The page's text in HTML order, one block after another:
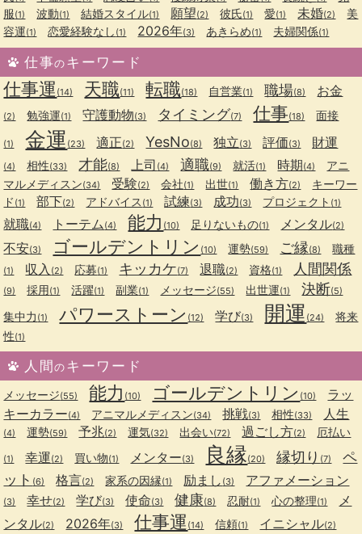
服(1) 波動(1) 結婚スタイル(1) 願望(2) 彼氏(1) 愛(1) 未婚(2)
美
容運(1) 恋愛経験なし (1) 2026年(3) あきらめ(1) 夫婦関係(1)
仕事のキーワード
仕事運 (14) 天職(11) 転職(18) 自営業(1) 職場(8) お金
(2) 勉強運(1) 守護動物(3) タイミング(7) 仕事(18) 面接
(1) 金運 (23) 適正(2) YesNo(8) 独立(3) 評価(3) 財運
(4) 相性(33) 才能(8) 上司 (4) 適職(9) 就活(1) 時期(4)
アニ
マルメディスン(34) 受験(2) 会社(1) 出世(1) 働き方(2)
キーワー
ド (1) 部下(2) アドバイス (1) 試練(3) 成功(3) プロジェクト (1)
就職(4) トーテム(4) 能力 (10) 足りないもの(1) メンタル(2)
不安(3) ゴールデントリン (10) 運勢(59) ご縁(8) 職種
(1) 収入 (2) 応募(1) キッカケ(7) 退職(2) 資格(1) 人間関係
(9) 採用(1) 活躍(1) 副業(1) メッセージ(55) 出世運(1) 決断(5)
集中力 (1) パワーストーン (12) 学び(3) 開運 (24)
将来
性(1)
人間のキーワード
メッセージ(55) 能力 (10) ゴールデントリン (10)
ラッ
キーカラー(4) アニマルメディスン(34) 挑戦(3) 相性(33) 人生
(4) 運勢(59) 予兆(2) 運気(32) 出会い(72) 過ごし方(2) 厄払い
(1) 幸運(2) 買い物(1) メンター(3) 良縁(20) 縁切り (7)
ペ
ット (6) 格言(2) 家系の因縁(1) 励まし (3) アファメーション
(3) 幸せ(2) 学び(3) 使命(3) 健康(8) 忍耐(1) 心の整理(1)
メ
ンタル(2) 2026年(3) 仕事運 (14) 信頼(1) イニシャル(2)